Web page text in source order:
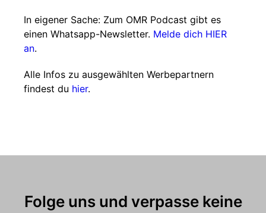
In eigener Sache: Zum OMR Podcast gibt es
einen Whatsapp-Newsletter. Melde dich HIER
an.
Alle Infos zu ausgewählten Werbepartnern
findest du hier.
Folge uns und verpasse keine